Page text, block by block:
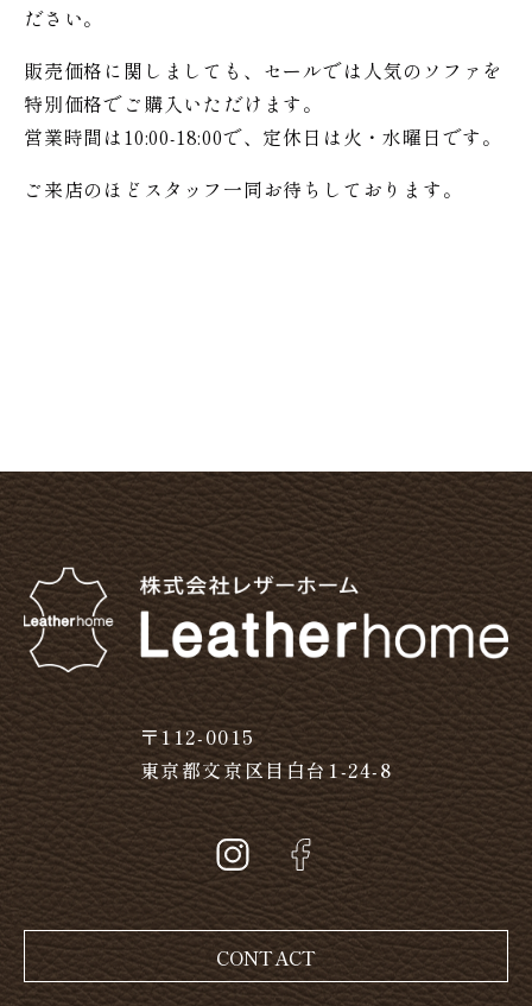
ださい。
販売価格に関しましても、セールでは人気のソファを
特別価格でご購入いただけます。
営業時間は10:00-18:00で、定休日は火・水曜日です。
ご来店のほどスタッフ一同お待ちしております。
〒112-0015
東京都文京区目白台1-24-8
CONTACT